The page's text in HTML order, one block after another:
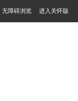
无障碍浏览 进入关怀版